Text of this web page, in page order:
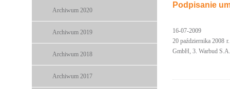
Archiwum 2020
Archiwum 2019
Archiwum 2018
Archiwum 2017
Podpisanie
16-07-2009
20 października 2008
GmbH, 3. Warbud